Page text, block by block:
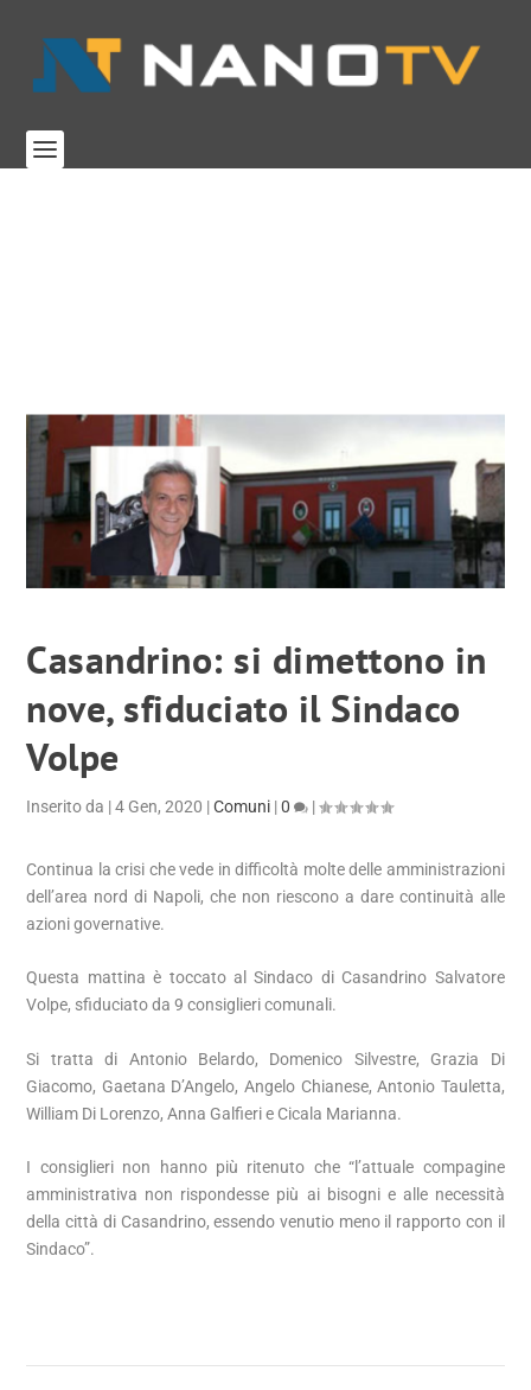
Casandrino: si dimettono in
nove, sfiduciato il Sindaco
Volpe
Inserito da |4 Gen, 2020 |Comuni |0 |
Continua la crisi che vede in difficoltà molte delle amministrazioni
dell’area nord di Napoli, che non riescono a dare continuità alle
azioni governative.
Questa mattina è toccato al Sindaco di Casandrino Salvatore
Volpe, sfiduciato da 9 consiglieri comunali.
Si tratta di Antonio Belardo, Domenico Silvestre, Grazia Di
Giacomo, Gaetana D’Angelo, Angelo Chianese, Antonio Tauletta,
William Di Lorenzo, Anna Galfieri e Cicala Marianna.
I consiglieri non hanno più ritenuto che “l’attuale compagine
amministrativa non rispondesse più ai bisogni e alle necessità
della città di Casandrino, essendo venutio meno il rapporto con il
Sindaco”.